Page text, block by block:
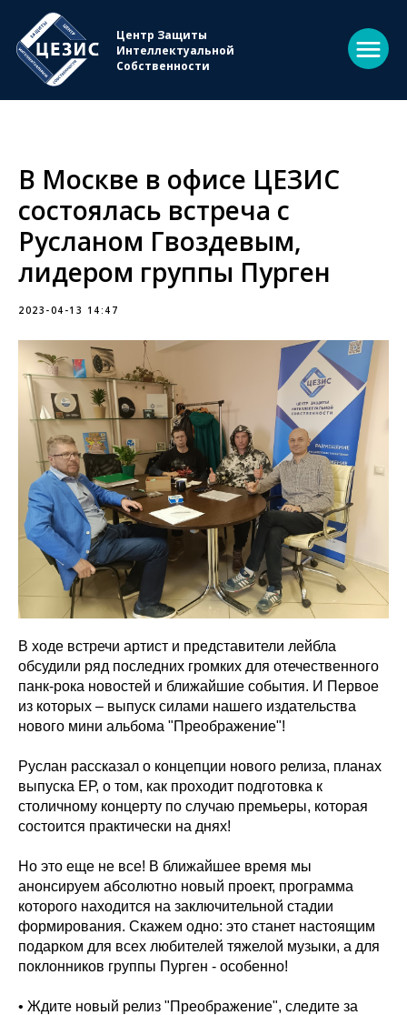
Центр Защиты
Интеллектуальной
Собственности
В Москве в офисе ЦЕЗИС
состоялась встреча с
Русланом Гвоздевым,
лидером группы Пурген
2023-04-13 14:47
В ходе встречи артист и представители лейбла
обсудили ряд последних громких для отечественного
панк-рока новостей и ближайшие события. И Первое
из которых – выпуск силами нашего издательства
нового мини альбома "Преображение"!
Руслан рассказал о концепции нового релиза, планах
выпуска ЕР, о том, как проходит подготовка к
столичному концерту по случаю премьеры, которая
состоится практически на днях!
Но это еще не все! В ближайшее время мы
анонсируем абсолютно новый проект, программа
которого находится на заключительной стадии
формирования. Скажем одно: это станет настоящим
подарком для всех любителей тяжелой музыки, а для
поклонников группы Пурген - особенно!
• Ждите новый релиз "Преображение", следите за